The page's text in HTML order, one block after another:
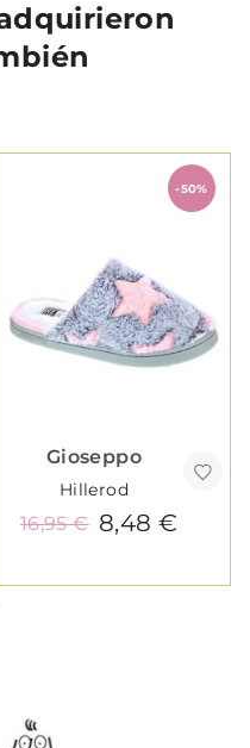
-50%
Gioseppo
Hillerod
8,48 €
16,95 €